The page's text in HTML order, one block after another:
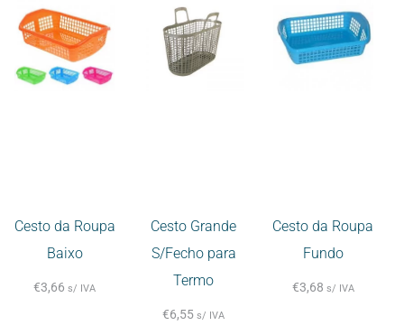
Cesto da Roupa
Baixo
€3,66 s/ IVA
Cesto Grande
S/Fecho para
Termo
€6,55 s/ IVA
Cesto da Roupa
Fundo
€3,68 s/ IVA